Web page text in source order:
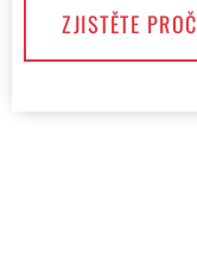
ZJISTĚTE PROČ